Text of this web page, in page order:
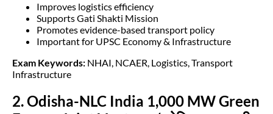
Improves logistics efficiency
Supports Gati Shakti Mission
Promotes evidence-based transport policy
Important for UPSC Economy & Infrastructure
Exam Keywords: NHAI, NCAER, Logistics, Transport
Infrastructure
2. Odisha-NLC India 1,000 MW Green